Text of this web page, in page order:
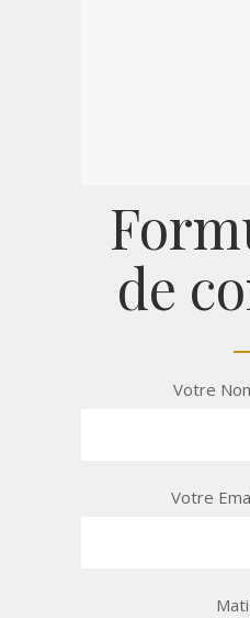
de
Votre
Votre